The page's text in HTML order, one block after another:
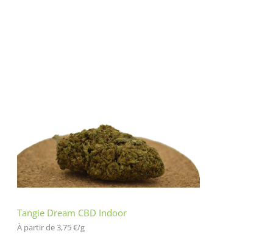
Tangie Dream CBD Indoor
À partir de 3,75€/g